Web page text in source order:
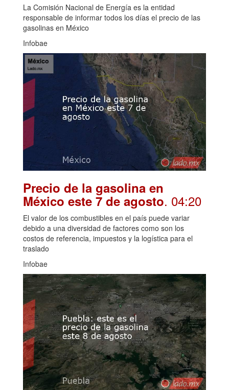
La Comisión Nacional de Energía es la entidad
responsable de informar todos los días el precio de las
gasolinas en México
Infobae
Precio de la gasolina en
México este 7 de agosto. 04:20
El valor de los combustibles en el país puede variar
debido a una diversidad de factores como son los
costos de referencia, impuestos y la logística para el
traslado
Infobae